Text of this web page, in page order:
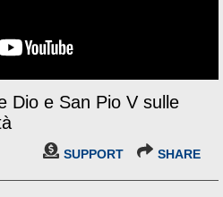
Dio e San Pio V sulle
SUPPORT SHARE